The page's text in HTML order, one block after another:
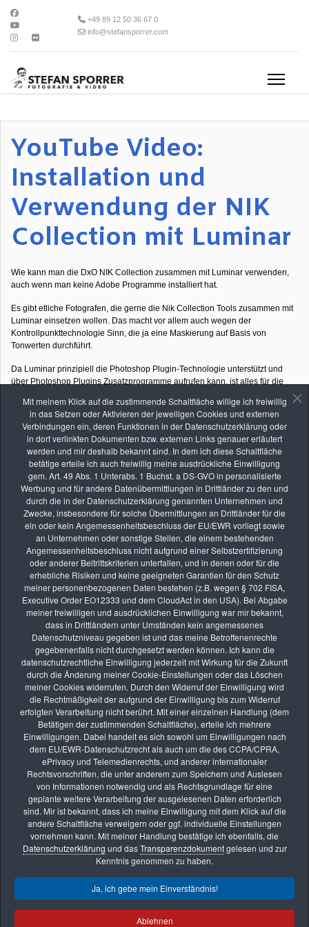
Mit meinem Klick auf die zustimmende Schaltfläche willige ich freiwillig
in das Setzen oder Aktivieren der jeweiligen Cookies und externen
Verbindungen ein, deren Funktionen in der Datenschutzerklärung oder
in dort verlinkten Dokumenten bzw. externen Links genauer erläutert
werden und mir deshalb bekannt sind. In dem ich diese Schaltfläche
betätige erteile ich auch freiwillig meine ausdrückliche Einwilligung
gem. Art. 49 Abs. 1 Unterabs. 1 Buchst. a DS-GVO in personalisierte
Werbung und für andere Datenübermittlungen in Drittländer zu den und
durch die in der Datenschutzerklärung genannten Unternehmen und
Zwecke, insbesondere für solche Übermittlungen an Drittländer für die
ein oder kein Angemessenheitsbeschluss der EU/EWR vorliegt sowie
an Unternehmen oder sonstige Stellen, die einem bestehenden
Angemessenheitsbeschluss nicht aufgrund einer Selbstzertifizierung
oder anderer Beitrittskriterien unterfallen, und in denen oder für die
erhebliche Risiken und keine geeigneten Garantien für den Schutz
meiner personenbezogenen Daten bestehen (z.B. wegen § 702 FISA,
Executive Order EO12333 und dem CloudAct in den USA). Bei Abgabe
meiner freiwilligen und ausdrücklichen Einwilligung war mir bekannt,
dass in Drittländern unter Umständen kein angemessenes
Datenschutzniveau gegeben ist und das meine Betroffenenrechte
gegebenenfalls nicht durchgesetzt werden können. Ich kann die
datenschutzrechtliche Einwilligung jederzeit mit Wirkung für die Zukunft
durch die Änderung meiner Cookie-Einstellungen oder das Löschen
meiner Cookies widerrufen. Durch den Widerruf der Einwilligung wird
die Rechtmäßigkeit der aufgrund der Einwilligung bis zum Widerruf
erfolgten Verarbeitung nicht berührt. Mit einer einzelnen Handlung (dem
Betätigen der zustimmenden Schaltfläche), erteile ich mehrere
Einwilligungen. Dabei handelt es sich sowohl um Einwilligungen nach
dem EU/EWR-Datenschutzrecht als auch um die des CCPA/CPRA,
ePrivacy und Telemedienrechts, und anderer internationaler
Rechtsvorschriften, die unter anderem zum Speichern und Auslesen
von Informationen notwendig und als Rechtsgrundlage für eine
geplante weitere Verarbeitung der ausgelesenen Daten erforderlich
sind. Mir ist bekannt, dass ich meine Einwilligung mit dem Klick auf die
andere Schaltfläche verweigern oder ggf. individuelle Einstellungen
vornehmen kann. Mit meiner Handlung bestätige ich ebenfalls, die
Datenschutzerklärung und dasTransparenzdokumentgelesen und zur
Kenntnis genommen zu haben.
Ja, ich gebe mein Einverständnis!
Ablehnen
+49 89 12 50 36 67 0
info@stefansporrer.com
YouTube Video:
Installation und
Verwendung der NIK
Collection mit Luminar
Wie kann man die DxO NIK Collection zusammen mit Luminar verwenden,
auch wenn man keine Adobe Programme installiert hat.
Es gibt etliche Fotografen, die gerne die Nik Collection Tools zusammen mit
Luminar einsetzen wollen. Das macht vor allem auch wegen der
Kontrollpunkttechnologie Sinn, die ja eine Maskierung auf Basis von
Tonwerten durchführt.
Da Luminar prinzipiell die Photoshop Plugin-Technologie unterstützt und
über Photoshop Plugins Zusatzprogramme aufrufen kann, ist alles für die
Sehr häufig wird Luminar als Ersatz für die Adobe Produkte Photoshop und
Lightroom installiert. Und bei einer solchen Verwendung ist meist keines der
Adobe Produkte auf dem Rechner installiert.
Wird dann die NIK-Collection installiert, werden die einzelnen Tools der NIK
Collection auf dem Computer installiert und können als Standallone-
Programme jederzeit verwendet werden. Will man aber die NIK-Collection
Tools als Plugin über Luminar aufrufen, werden diese in Luminar nicht
angezeigt.
Was ist die Ursache dafür, dass die NIK Collection Tools nicht in Luminar
angezeigt werden? Bei der Installation der NIK-Collection Tools werden die
Photoshop-Plugins nur installiert, wenn Photoshop auf dem Computer
installiert wurde. Luminar greift dann auf diese Plugins zu, um diese für die
Bearbeitung anzubieten. Kein Photoshop, keine Photoshop-Plugins bei der
Installation der NIK Collection.
Trotzdem gibt es eine Möglichkeit die NIK Collection so zu installieren, dass
die Photoshop-Plugins mitinstalliert werden und dann aus Luminar
aufgerufen werden können.
Impressum Datenschutzerklärung
AGB
Datenschutz AGB